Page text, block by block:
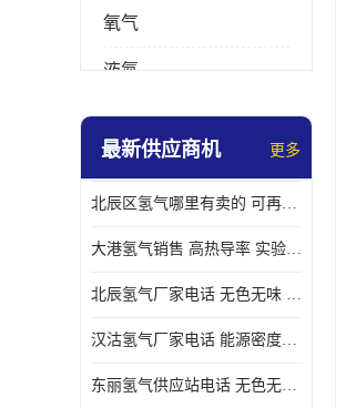
氧气
液氮
乙炔
最新供应商机 更多
北辰区氢气哪里有卖的 可再生 实验室应用
大港氢气销售 高热导率 实验室应用
北辰氢气厂家电话 无色无味 凝点为-259
汉沽氢气厂家电话 能源密度高 储存和传输便利
东丽氢气供应站电话 无色无味 储存和传输便利